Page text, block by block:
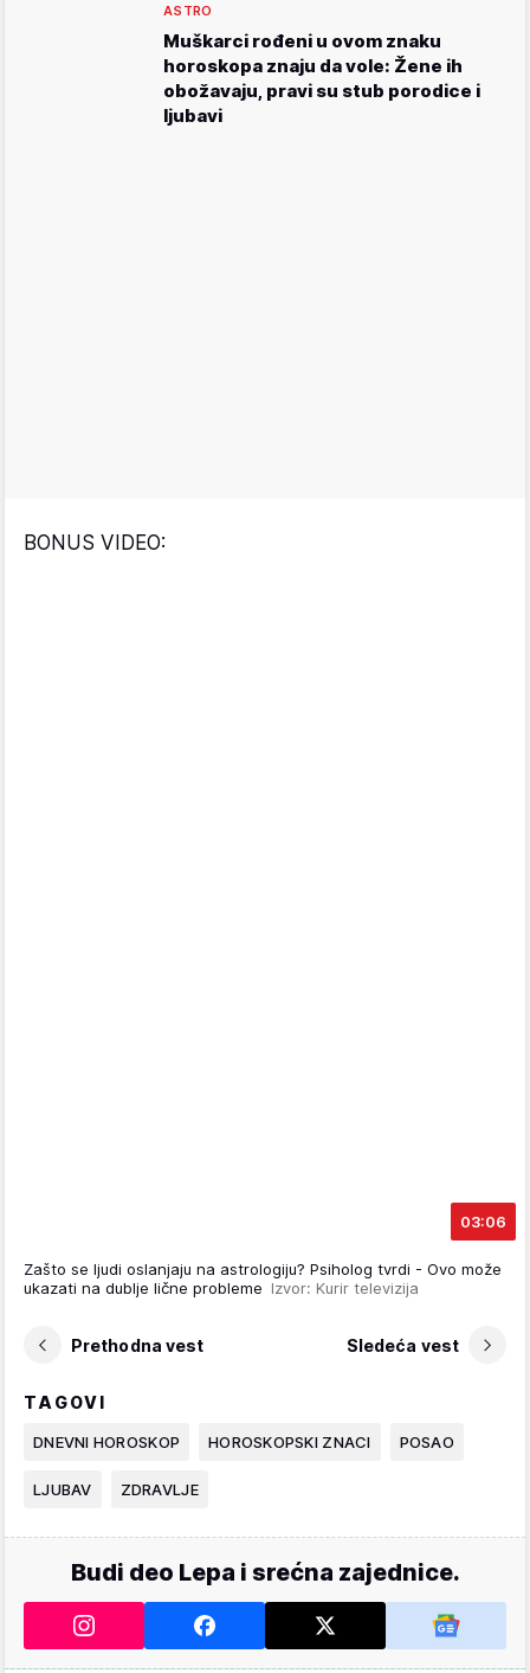
ASTRO
Muškarci rođeni u ovom znaku
horoskopa znaju da vole: Žene ih
obožavaju, pravi su stub porodice i
ljubavi
BONUS VIDEO:
03:06
Zašto se ljudi oslanjaju na astrologiju? Psiholog tvrdi - Ovo može
ukazati na dublje lične probleme Izvor: Kurir televizija
Prethodna vest Sledeća vest
TAGOVI
DNEVNI HOROSKOP HOROSKOPSKI ZNACI POSAO
LJUBAV ZDRAVLJE
Budi deo Lepa i srećna zajednice.